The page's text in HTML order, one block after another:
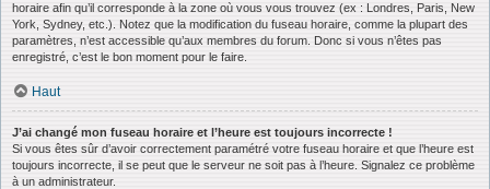
horaire afin qu’il corresponde à la zone où vous vous trouvez (ex : Londres, Paris, New
York, Sydney, etc.). Notez que la modification du fuseau horaire, comme la plupart des
paramètres, n’est accessible qu’aux membres du forum. Donc si vous n’êtes pas
enregistré, c’est le bon moment pour le faire.
Haut
J’ai changé mon fuseau horaire et l’heure est toujours incorrecte !
Si vous êtes sûr d’avoir correctement paramétré votre fuseau horaire et que l’heure est
toujours incorrecte, il se peut que le serveur ne soit pas à l’heure. Signalez ce problème
à un administrateur.